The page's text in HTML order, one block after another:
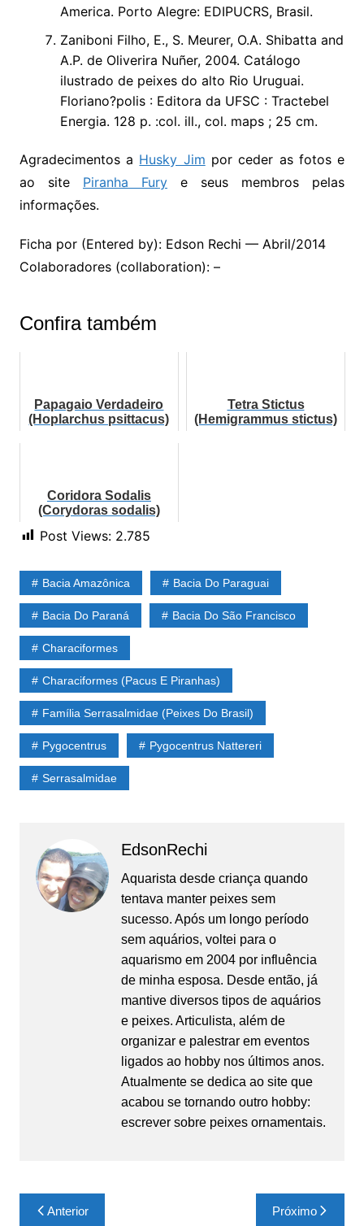
America. Porto Alegre: EDIPUCRS, Brasil.
Zaniboni Filho, E., S. Meurer, O.A. Shibatta and
A.P. de Oliverira Nuñer, 2004. Catálogo
ilustrado de peixes do alto Rio Uruguai.
Floriano?polis : Editora da UFSC : Tractebel
Energia. 128 p. :col. ill., col. maps ; 25 cm.
Agradecimentos a Husky Jim por ceder as fotos e
ao site Piranha Fury e seus membros pelas
informações.
Ficha por (Entered by): Edson Rechi — Abril/2014
Colaboradores (collaboration): –
Confira também
Papagaio Verdadeiro
(Hoplarchus psittacus)
Tetra Stictus
(Hemigrammus stictus)
Coridora Sodalis
(Corydoras sodalis)
Post Views: 2.785
Bacia Amazônica Bacia Do Paraguai
Bacia Do Paraná Bacia Do São Francisco
Characiformes
Characiformes (Pacus E Piranhas)
Família Serrasalmidae (Peixes Do Brasil)
Pygocentrus Pygocentrus Nattereri
Serrasalmidae
EdsonRechi
Aquarista desde criança quando
tentava manter peixes sem
sucesso. Após um longo período
sem aquários, voltei para o
aquarismo em 2004 por influência
de minha esposa. Desde então, já
mantive diversos tipos de aquários
e peixes. Articulista, além de
organizar e palestrar em eventos
ligados ao hobby nos últimos anos.
Atualmente se dedica ao site que
acabou se tornando outro hobby:
escrever sobre peixes ornamentais.
Navegação
Anterior Próximo